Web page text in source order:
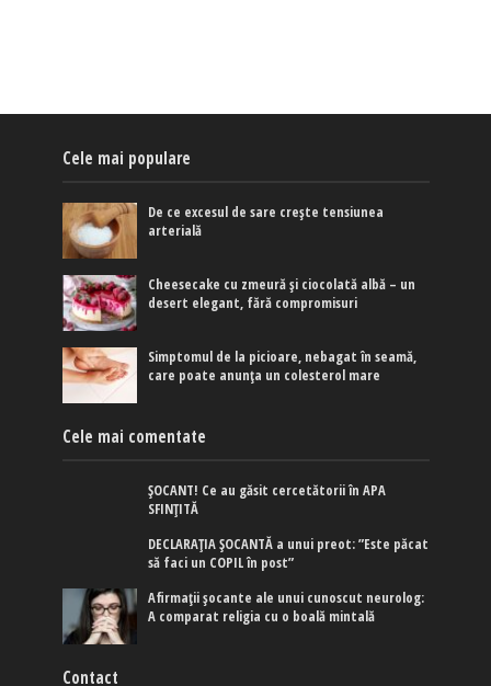
Cele mai populare
De ce excesul de sare crește tensiunea
arterială
Cheesecake cu zmeură și ciocolată albă – un
desert elegant, fără compromisuri
Simptomul de la picioare, nebagat în seamă,
care poate anunța un colesterol mare
Cele mai comentate
ȘOCANT! Ce au găsit cercetătorii în APA
SFINȚITĂ
DECLARAȚIA ȘOCANTĂ a unui preot: ”Este păcat
să faci un COPIL în post”
Afirmaţii şocante ale unui cunoscut neurolog:
A comparat religia cu o boală mintală
Contact